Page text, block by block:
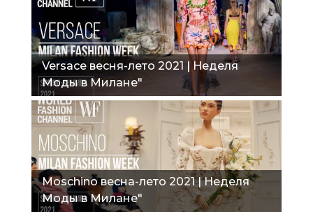
Versace весня-лето 2021 | Неделя
Моды в Милане"
Moschino весна-лето 2021 | Неделя
Моды в Милане"